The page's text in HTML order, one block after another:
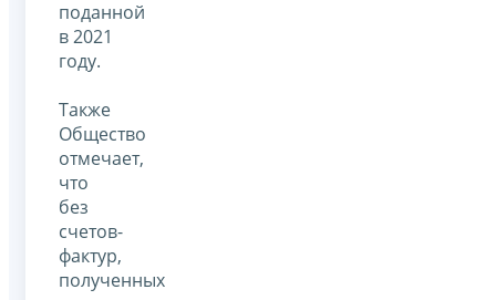
поданной
в 2021
году.
Также
Общество
отмечает,
что
без
счетов-
фактур,
полученных